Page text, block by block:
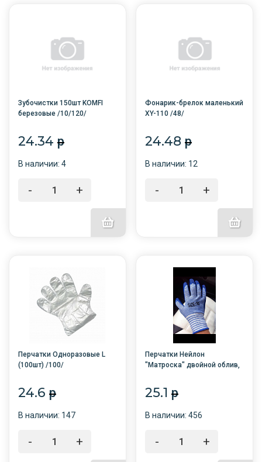
Зубочистки 150шт KOMFI
березовые /10/120/
24.34 p
В наличии: 4
- +
Фонарик-брелок маленький
XY-110 /48/
24.48p
В наличии: 12
- +
Перчатки Одноразовые L
(100шт) /100/
24.6 p
В наличии: 147
- +
Перчатки Нейлон
"Матроска" двойной облив,
25.1p
В наличии: 456
- +